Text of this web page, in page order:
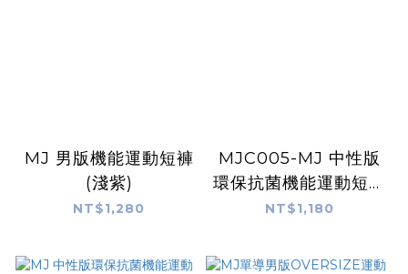
MJ 男版機能運動短褲
(淺紫)
NT$1,280
MJC005-MJ 中性版
環保抗菌機能運動短袖
(淺藍)
NT$1,180